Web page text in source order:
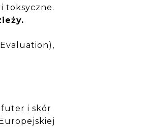
toksyczne.
futer i skór